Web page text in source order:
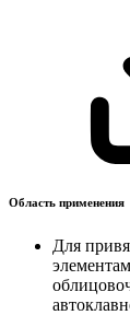
Область применения
Для